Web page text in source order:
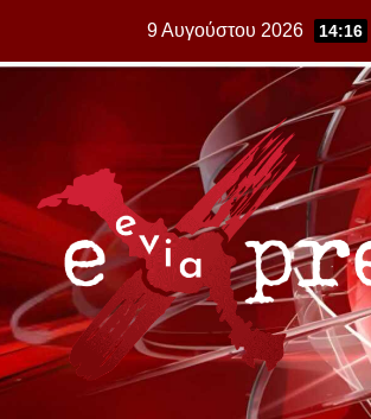
9 Αυγούστου 2026 14:16